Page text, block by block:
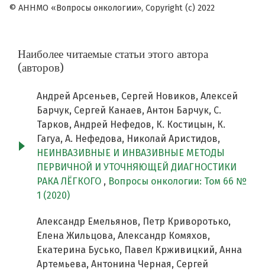
© АННМО «Вопросы онкологии», Copyright (c) 2022
Наиболее читаемые статьи этого автора
(авторов)
Андрей Арсеньев, Сергей Новиков, Алексей
Барчук, Сергей Канаев, Антон Барчук, С.
Тарков, Андрей Нефедов, К. Костицын, К.
Гагуа, А. Нефедова, Николай Аристидов,
НЕИНВАЗИВНЫЕ И ИНВАЗИВНЫЕ МЕТОДЫ
ПЕРВИЧНОЙ И УТОЧНЯЮЩЕЙ ДИАГНОСТИКИ
РАКА ЛЁГКОГО , Вопросы онкологии: Том 66 №
1 (2020)
Александр Емельянов, Петр Криворотько,
Елена Жильцова, Александр Комяхов,
Екатерина Бусько, Павел Крживицкий, Анна
Артемьева, Антонина Черная, Сергей